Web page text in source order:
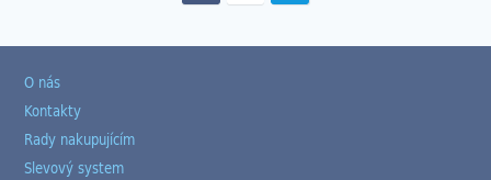
O nás
Kontakty
Rady nakupujícím
Slevový system